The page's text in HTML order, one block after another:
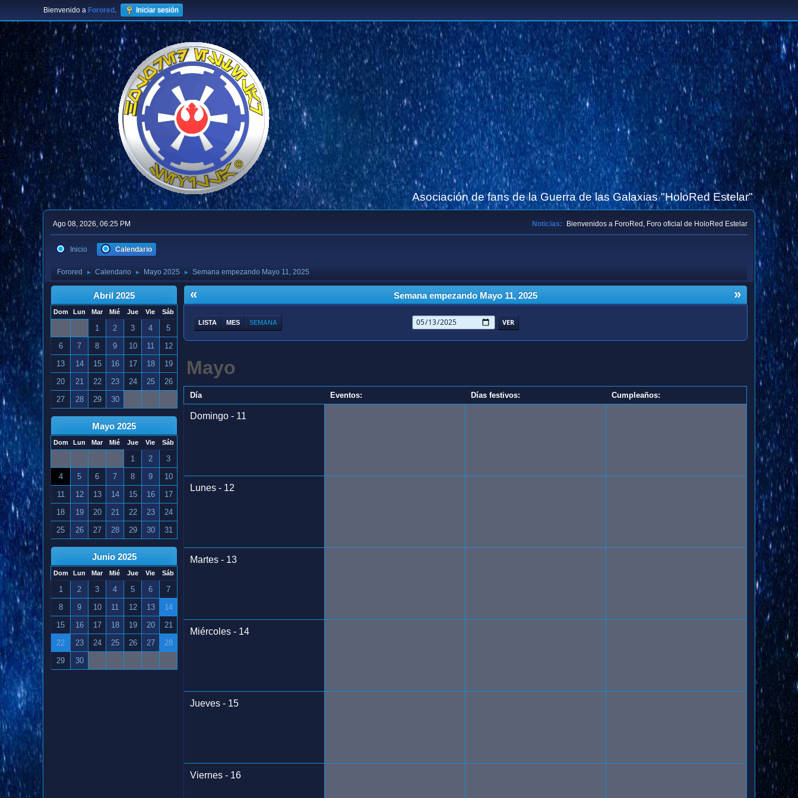
Bienvenido a Forored . Iniciar sesión
Asociación de fans de la Guerra de las Galaxias "HoloRed Estelar"
Ago 08, 2026, 06:25 PM Noticias: Bienvenidos a ForoRed, Foro oficial de HoloRed Estelar
Inicio Calendario
Forored ► Calendario ► Mayo 2025 ► Semana empezando Mayo 11, 2025
Abril 2025
Dom Lun Mar Mié Jue Vie Sáb
1 2 3 4
5
6
7 8 9 10 11
12
13
14 15 16 17 18
19
20
21 22 23 24 25
26
27
28 29 30
Mayo 2025
Dom Lun Mar Mié Jue Vie Sáb
1 2
3
4
5 6 7 8 9
10
11
12 13 14 15 16
17
18
19 20 21 22 23
24
25
26 27 28 29 30 31
Junio 2025
Dom Lun Mar Mié Jue Vie Sáb
1 2 3 4 5 6
7
8
9 10 11 12 13
14
15
16 17 18 19 20
21
22
23 24 25 26 27
28
29
30
« »
Semana empezando Mayo 11, 2025
LISTA MES SEMANA
Mayo
Día Eventos: Días festivos: Cumpleaños:
Domingo - 11
Lunes - 12
Martes - 13
Miércoles - 14
Jueves - 15
Viernes - 16